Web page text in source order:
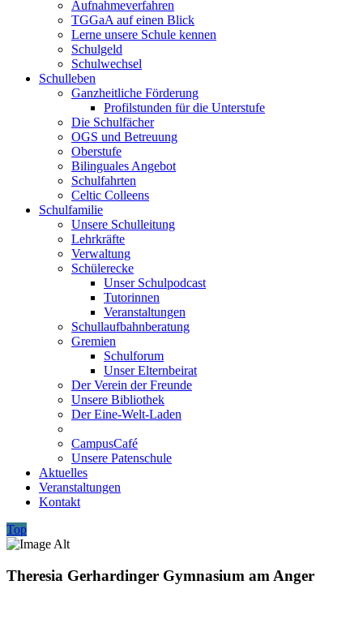
Aufnahmeverfahren
TGGaA auf einen Blick
Lerne unsere Schule kennen
Schulgeld
Schulwechsel
Schulleben
Ganzheitliche Förderung
Profilstunden für die Unterstufe
Die Schulfächer
OGS und Betreuung
Oberstufe
Bilinguales Angebot
Schulfahrten
Celtic Colleens
Schulfamilie
Unsere Schulleitung
Lehrkräfte
Verwaltung
Schülerecke
Unser Schulpodcast
Tutorinnen
Veranstaltungen
Schullaufbahnberatung
Gremien
Schulforum
Unser Elternbeirat
Der Verein der Freunde
Unsere Bibliothek
Der Eine-Welt-Laden
CampusCafé
Unsere Patenschule
Aktuelles
Veranstaltungen
Kontakt
Top
Theresia Gerhardinger Gymnasium am Anger